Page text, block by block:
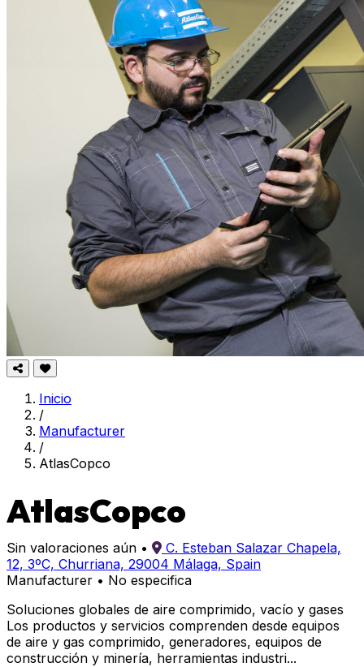
Inicio
/
Manufacturer
/
AtlasCopco
AtlasCopco
Sin valoraciones aún •
C. Esteban Salazar Chapela,
12, 3ºC, Churriana, 29004 Málaga, Spain
Manufacturer • No especifica
Soluciones globales de aire comprimido, vacío y gases
Los productos y servicios comprenden desde equipos
de aire y gas comprimido, generadores, equipos de
construcción y minería, herramientas industri...